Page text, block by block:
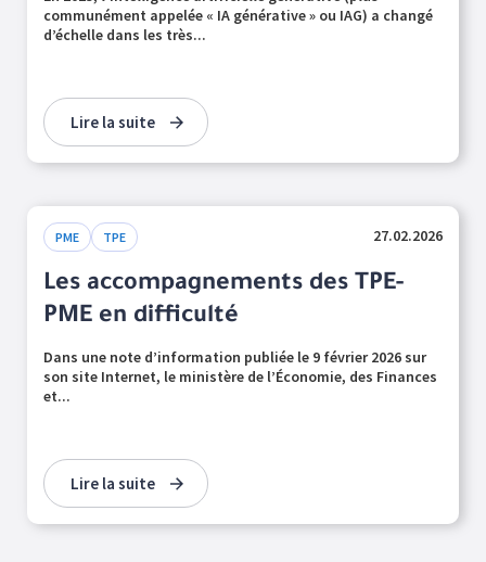
communément appelée « IA générative » ou IAG) a changé
d’échelle dans les très...
Lire la suite
PME TPE 27.02.2026
Les accompagnements des TPE-
PME en difficulté
Dans une note d’information publiée le 9 février 2026 sur
son site Internet, le ministère de l’Économie, des Finances
et...
Lire la suite